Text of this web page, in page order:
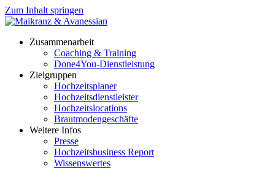
Zum Inhalt springen
Zusammenarbeit
Coaching & Training
Done4You-Dienstleistung
Zielgruppen
Hochzeitsplaner
Hochzeitsdienstleister
Hochzeitslocations
Brautmodengeschäfte
Weitere Infos
Presse
Hochzeitsbusiness Report
Wissenswertes